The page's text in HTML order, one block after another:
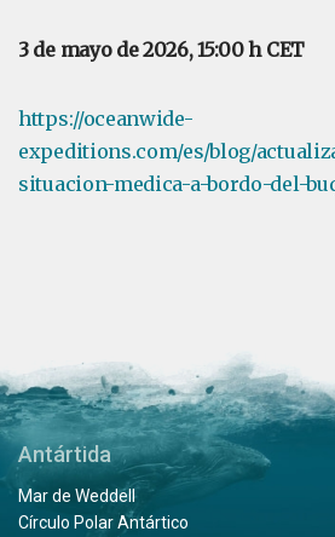
3 de mayo de 2026, 15:00 h CET
https://oceanwide-
expeditions.com/es/blog/
situacion-medica-a-bordo-del-
Antártida
Mar de Weddell
Círculo Polar Antártico